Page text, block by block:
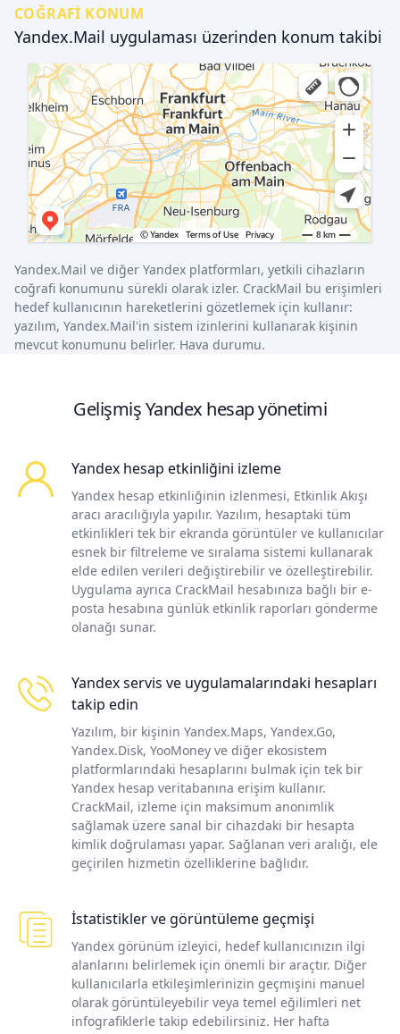
COĞRAFI KONUM
Yandex.Mail uygulaması üzerinden konum takibi
Yandex.Mail ve diğer Yandex platformları, yetkili cihazların
coğrafi konumunu sürekli olarak izler. CrackMail bu erişimleri
hedef kullanıcının hareketlerini gözetlemek için kullanır:
yazılım, Yandex.Mail'in sistem izinlerini kullanarak kişinin
mevcut konumunu belirler. Hava durumu.
Gelişmiş Yandex hesap yönetimi
Yandex hesap etkinliğini izleme
Yandex hesap etkinliğinin izlenmesi, Etkinlik Akışı
aracı aracılığıyla yapılır. Yazılım, hesaptaki tüm
etkinlikleri tek bir ekranda görüntüler ve kullanıcılar
esnek bir filtreleme ve sıralama sistemi kullanarak
elde edilen verileri değiştirebilir ve özelleştirebilir.
Uygulama ayrıca CrackMail hesabınıza bağlı bir e-
posta hesabına günlük etkinlik raporları gönderme
olanağı sunar.
Yandex servis ve uygulamalarındaki hesapları
takip edin
Yazılım, bir kişinin Yandex.Maps, Yandex.Go,
Yandex.Disk, YooMoney ve diğer ekosistem
platformlarındaki hesaplarını bulmak için tek bir
Yandex hesap veritabanına erişim kullanır.
CrackMail, izleme için maksimum anonimlik
sağlamak üzere sanal bir cihazdaki bir hesapta
kimlik doğrulaması yapar. Sağlanan veri aralığı, ele
geçirilen hizmetin özelliklerine bağlıdır.
İstatistikler ve görüntüleme geçmişi
Yandex görünüm izleyici, hedef kullanıcınızın ilgi
alanlarını belirlemek için önemli bir araçtır. Diğer
kullanıcılarla etkileşimlerinizin geçmişini manuel
olarak görüntüleyebilir veya temel eğilimleri net
infografiklerle takip edebilirsiniz. Her hafta